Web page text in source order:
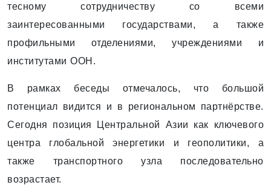
тесному сотрудничеству со всеми
заинтересованными государствами, а также
профильными отделениями, учреждениями и
институтами ООН.
В рамках беседы отмечалось, что большой
потенциал видится и в региональном партнёрстве.
Сегодня позиция Центральной Азии как ключевого
центра глобальной энергетики и геополитики, а
также транспортного узла последовательно
возрастает.